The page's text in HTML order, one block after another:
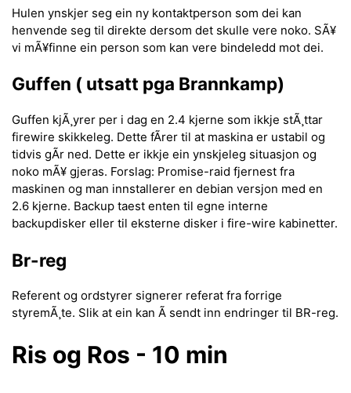
Hulen ynskjer seg ein ny kontaktperson som dei kan
henvende seg til direkte dersom det skulle vere noko. SÃ¥
vi mÃ¥finne ein person som kan vere bindeledd mot dei.
Guffen ( utsatt pga Brannkamp)
Guffen kjÃ¸yrer per i dag en 2.4 kjerne som ikkje stÃ¸ttar
firewire skikkeleg. Dette fÃrer til at maskina er ustabil og
tidvis gÃr ned. Dette er ikkje ein ynskjeleg situasjon og
noko mÃ¥ gjeras. Forslag: Promise-raid fjernest fra
maskinen og man innstallerer en debian versjon med en
2.6 kjerne. Backup taest enten til egne interne
backupdisker eller til eksterne disker i fire-wire kabinetter.
Br-reg
Referent og ordstyrer signerer referat fra forrige
styremÃ¸te. Slik at ein kan Ã sendt inn endringer til BR-reg.
Ris og Ros - 10 min